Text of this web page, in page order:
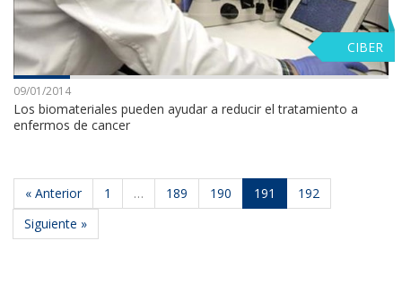
CIBER
09/01/2014
Los biomateriales pueden ayudar a reducir el tratamiento a
enfermos de cancer
« Anterior 1 … 189 190 191
192
Siguiente »